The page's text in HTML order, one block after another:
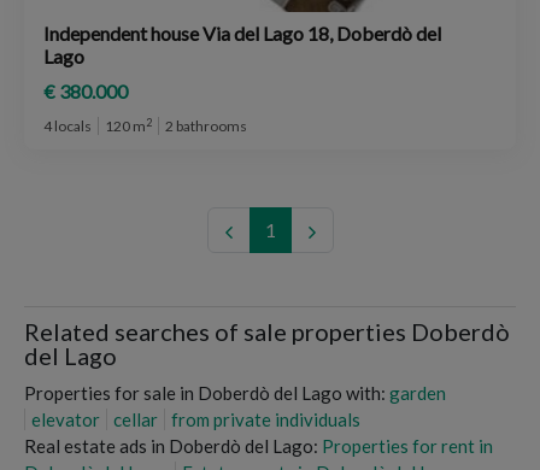
Independent house Via del Lago 18, Doberdò del
Lago
€ 380.000
4 locals 120 m2 2 bathrooms
1
Related searches of sale properties Doberdò
del Lago
Properties for sale in Doberdò del Lago with: garden
elevator
cellar
from private individuals
Real estate ads in Doberdò del Lago: Properties for rent in